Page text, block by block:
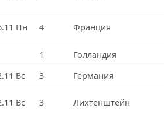
Пн 4 Франция
1 Голландия
Вс 3 Германия
Вс 3 Лихтенштейн